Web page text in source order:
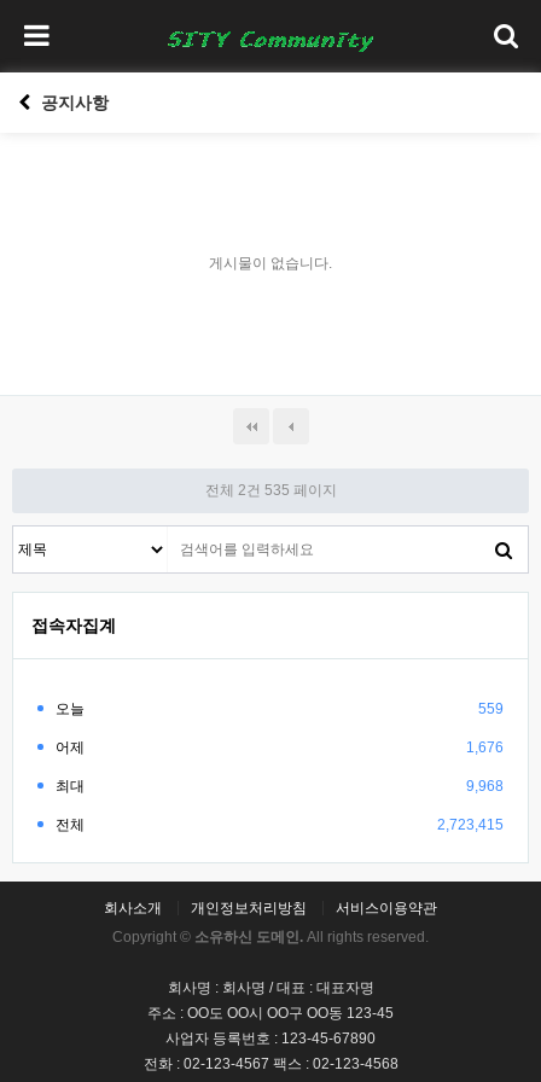
공지사항
게시물이 없습니다.
전체 2건 535 페이지
접속자집계
오늘 559
어제 1,676
최대 9,968
전체 2,723,415
회사소개 개인정보처리방침
서비스이용약관
Copyright © 소유하신 도메인. All rights reserved.
회사명 : 회사명 / 대표 : 대표자명
주소 : OO도 OO시 OO구 OO동 123-45
사업자 등록번호 : 123-45-67890
전화 : 02-123-4567 팩스 : 02-123-4568